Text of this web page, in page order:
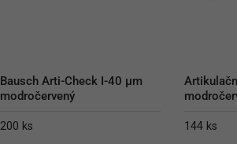
Bausch Arti-Check I-40 µm
modročervený
200 ks 144 ks